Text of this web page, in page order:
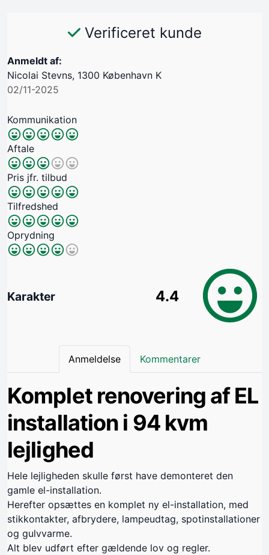
Verificeret kunde
Anmeldt af:
Nicolai Stevns, 1300 København K
02/11-2025
Kommunikation
Aftale
Pris jfr. tilbud
Tilfredshed
Oprydning
Karakter 4.4
Anmeldelse Kommentarer
Komplet renovering af EL
installation i 94 kvm
lejlighed
Hele lejligheden skulle først have demonteret den
gamle el-installation.
Herefter opsættes en komplet ny el-installation, med
stikkontakter, afbrydere, lampeudtag, spotinstallationer
og gulvvarme.
Alt blev udført efter gældende lov og regler.